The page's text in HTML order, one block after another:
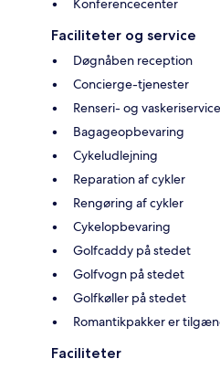
Konferencecenter
Faciliteter og service
Døgnåben reception
Concierge-tjenester
Renseri- og vaskeriservice
Bagageopbevaring
Cykeludlejning
Reparation af cykler
Rengøring af cykler
Cykelopbevaring
Golfcaddy på stedet
Golfvogn på stedet
Golfkøller på stedet
Romantikpakker er
Faciliteter